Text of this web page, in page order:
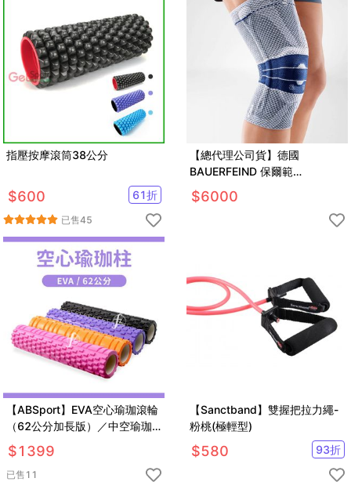
指壓按摩滾筒38公分
$600 61折
已售45
【總代理公司貨】德國
BAUERFEIND 保爾範
GENUTRAIN A3 護膝
$6000
【ABSport】EVA空心瑜珈滾輪
（62公分加長版）／中空瑜珈
柱／指壓瑜珈棒／按摩滾輪／狼
牙棒滾筒
$1399
已售 11
【Sanctband】雙握把拉力繩-
粉桃(極輕型)
$580 93折